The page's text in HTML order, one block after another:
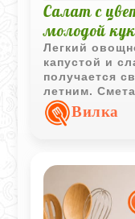
Салат с
молодой
Легкий
капустой и
получается
летним.
объединяет
добавляет
Вилка